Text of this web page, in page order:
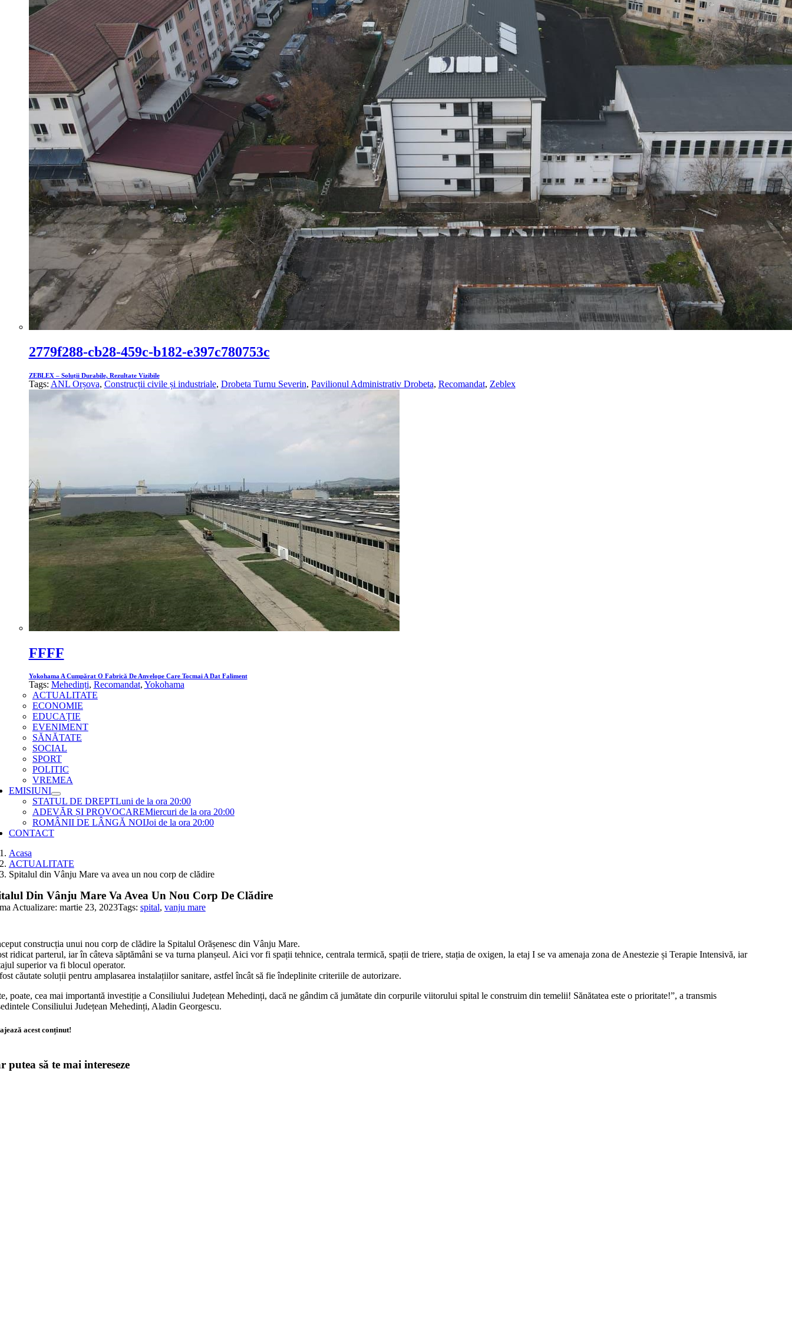
2779f288-cb28-459c-b182-e397c780753c
ZEBLEX – Soluții Durabile, Rezultate Vizibile
Tags: ANL Orșova, Construcții civile și industriale, Drobeta Turnu Severin, Pavilionul Administrativ Drobeta, Recomandat, Zeblex
FFFF
Yokohama A Cumpărat O Fabrică De Anvelope Care Tocmai A Dat Faliment
Tags: Mehedinți, Recomandat, Yokohama
ACTUALITATE
ECONOMIE
EDUCAȚIE
EVENIMENT
SĂNĂTATE
SOCIAL
SPORT
POLITIC
VREMEA
EMISIUNI
STATUL DE DREPTLuni de la ora 20:00
ADEVĂR ȘI PROVOCAREMiercuri de la ora 20:00
ROMÂNII DE LÂNGĂ NOIJoi de la ora 20:00
CONTACT
Acasa
ACTUALITATE
Spitalul din Vânju Mare va avea un nou corp de clădire
Din Vânju Mare Va Avea Un Nou Corp De Clădire
Actualizare: martie 23, 2023Tags: spital, vanju mare
construcția unui nou corp de clădire la Spitalul Orășenesc din Vânju Mare.
ridicat parterul, iar în câteva săptămâni se va turna planșeul. Aici vor fi spații tehnice, centrala termică, spații de triere, stația de oxigen, la etaj I se va amenaja zona de Anestezie și Terapie Intensivă, iar
superior va fi blocul operator.
căutate soluții pentru amplasarea instalațiilor sanitare, astfel încât să fie îndeplinite criteriile de autorizare.
poate, cea mai importantă investiție a Consiliului Județean Mehedinți, dacă ne gândim că jumătate din corpurile viitorului spital le construim din temelii! Sănătatea este o prioritate!”, a transmis
Consiliului Județean Mehedinți, Aladin Georgescu.
acest conținut!
putea să te mai intereseze